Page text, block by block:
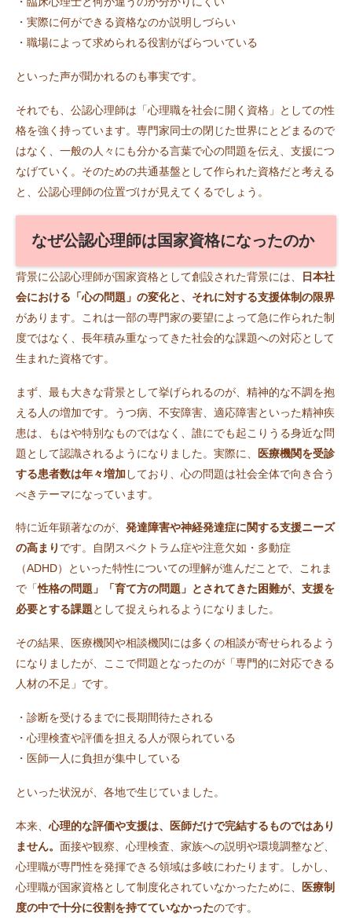
・実際に何ができる資格なのか説明しづらい
・職場によって求められる役割がばらついている
といった声が聞かれるのも事実です。
それでも、公認心理師は「心理職を社会に開く資格」としての性
格を強く持っています。専門家同士の閉じた世界にとどまるので
はなく、一般の人々にも分かる言葉で心の問題を伝え、支援につ
なげていく。そのための共通基盤として作られた資格だと考える
と、公認心理師の位置づけが見えてくるでしょう。
なぜ公認心理師は国家資格になったのか
背景に公認心理師が国家資格として創設された背景には、
日本社
会における「心の問題」の変化と、それに対する支援体制の限界
があります。これは一部の専門家の要望によって急に作られた制
度ではなく、長年積み重なってきた社会的な課題への対応として
生まれた資格です。
まず、最も大きな背景として挙げられるのが、精神的な不調を抱
える人の増加です。うつ病、不安障害、適応障害といった精神疾
患は、もはや特別なものではなく、誰にでも起こりうる身近な問
題として認識されるようになりました。実際に、 医療機関を受診
する患者数は年々増加 しており、心の問題は社会全体で向き合う
べきテーマになっています。
特に近年顕著なのが、 発達障害や神経発達症に関する支援ニーズ
の高まり です。自閉スペクトラム症や注意欠如・多動症
（ADHD）といった特性についての理解が進んだことで、これま
で「性格の問題」「育て方の問題」とされてきた困難が、支援を
必要とする課題として捉えられるようになりました。
その結果、医療機関や相談機関には多くの相談が寄せられるよう
になりましたが、ここで問題となったのが「専門的に対応できる
人材の不足」です。
・診断を受けるまでに長期間待たされる
・心理検査や評価を担える人が限られている
・医師一人に負担が集中している
といった状況が、各地で生じていました。
本来、 心理的な評価や支援は、医師だけで完結するものではあり
ません。 面接や観察、心理検査、家族への説明や環境調整など、
心理職が専門性を発揮できる領域は多岐にわたります。しかし、
心理職が国家資格として制度化されていなかったために、 医療制
度の中で十分に役割を持てていなかったのです。